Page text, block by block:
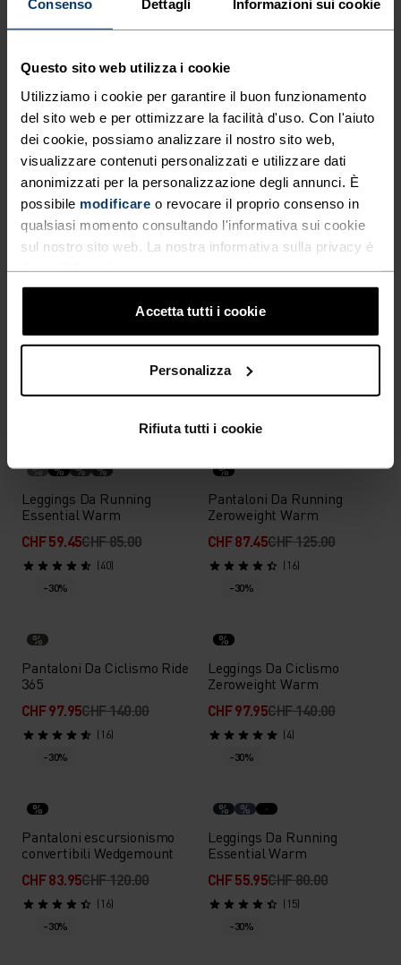
Consenso Dettagli Informazioni sui cookie
Questo sito web utilizza i cookie
Utilizziamo i cookie per garantire il buon funzionamento
del sito web e per ottimizzare la facilità d'uso. Con l'aiuto
dei cookie, possiamo analizzare il nostro sito web,
visualizzare contenuti personalizzati e utilizzare dati
anonimizzati per la personalizzazione degli annunci. È
possibile modificare o revocare il proprio consenso in
qualsiasi momento consultando l'informativa sui cookie
sul nostro sito web. La nostra informativa sulla privacy è
Accetta tutti i cookie
Personalizza
Rifiuta tutti i cookie
Zeroweight Print
CHF 76.95CHF 110.00 CHF 111.95CHF 160.00
% %
Pantaloni Da Running
Active 365 Knit
CHF 76.95CHF 110.00
(9)
%
Salopette Lunga Da
Ciclismo Zeroweight Warm
CHF 111.95CHF 160.00
(4)
-40%
Langnes
CHF 170.00
(1)
-40%
Winter
CHF 71.95
(22)
% % % %
Leggings Da Running
Essential Warm
CHF 59.45CHF 85.00
(40)
%
Pantaloni Da Running
Zeroweight Warm
CHF 87.45CHF 125.00
(16)
-30%
%
Pantaloni Da Ciclismo Ride
365
CHF 97.95CHF 140.00
(16)
-30%
%
Leggings Da Ciclismo
Zeroweight Warm
CHF 97.95CHF 140.00
(4)
-30%
%
Pantaloni escursionismo
convertibili Wedgemount
CHF 83.95CHF 120.00
(16)
-30%
% %
Leggings Da Running
Essential Warm
CHF 55.95CHF 80.00
(15)
-30%
-30%